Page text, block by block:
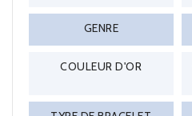
GENRE
COULEUR D'OR